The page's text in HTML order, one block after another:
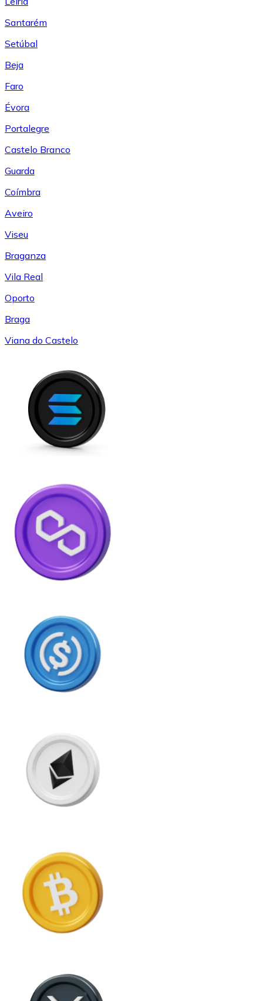
Santarém
Setúbal
Beja
Faro
Évora
Portalegre
Castelo Branco
Guarda
Coímbra
Aveiro
Viseu
Braganza
Vila Real
Oporto
Braga
Viana do Castelo